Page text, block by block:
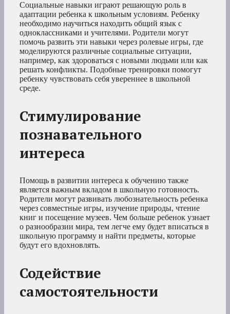
Социальные навыки играют решающую роль в
адаптации ребенка к школьным условиям. Ребенку
необходимо научиться находить общий язык с
одноклассниками и учителями. Родители могут
помочь развить эти навыки через ролевые игры, где
моделируются различные социальные ситуации,
например, как здороваться с новыми людьми или как
решать конфликты. Подобные тренировки помогут
ребенку чувствовать себя увереннее в школьной
среде.
Стимулирование
познавательного
интереса
Помощь в развитии интереса к обучению также
является важным вкладом в школьную готовность.
Родители могут развивать любознательность ребенка
через совместные игры, изучение природы, чтение
книг и посещение музеев. Чем больше ребенок узнает
о разнообразии мира, тем легче ему будет вписаться в
школьную программу и найти предметы, которые
будут его вдохновлять.
Содействие
самостоятельности